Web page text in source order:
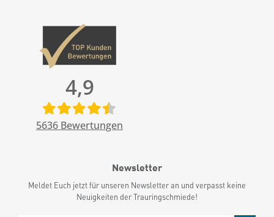
4,9
5636 Bewertungen
Newsletter
Meldet Euch jetzt für unseren Newsletter an und verpasst keine
Neuigkeiten der Trauringschmiede!